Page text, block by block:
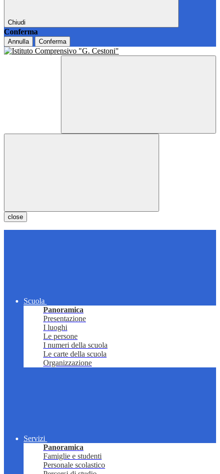
Chiudi
Conferma
Annulla Conferma
close
Scuola
Panoramica
Presentazione
I luoghi
Le persone
I numeri della scuola
Le carte della scuola
Organizzazione
Servizi
Panoramica
Famiglie e studenti
Personale scolastico